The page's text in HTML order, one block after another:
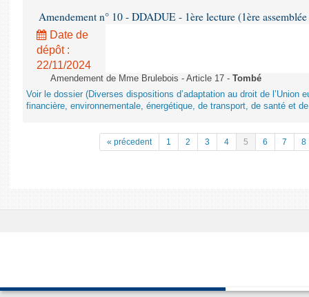
Amendement n° 10 - DDADUE - 1ère lecture (1ère
Date de
dépôt :
22/11/2024
Amendement de Mme Brulebois - Article 17 - Tombé
Voir le dossier (Diverses dispositions d’adaptation au droit de l’Union
financière, environnementale, énergétique, de transport, de santé et
« précedent 1 2 3 4 5 6 7 8